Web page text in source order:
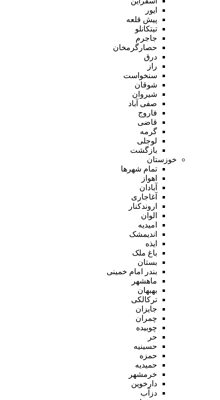
ایور
پیش قلعه
تیتکانلو
جاجرم
حصارگرمخان
درق
راز
سنخواست
شوقان
شیروان
صفی آباد
فاروج
قاضی
گرمه
لوجلی
بازگشت
خوزستان
تمام شهر‌ها
اهواز
آبادان
آغاجاری
اروندکنار
الوان
امیدیه
اندیمشک
ایذه
باغ ملک
بستان
بندر امام خمینی
ماهشهر
بهبهان
ترکالکی
جایزان
چمران
چوبیده
حر
حسینیه
حمزه
حمیدیه
خرمشهر
دارخوین
دزآب